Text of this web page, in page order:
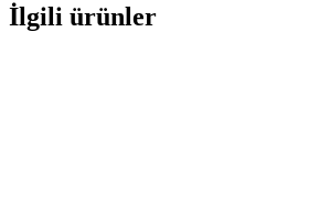
İlgili ürünler